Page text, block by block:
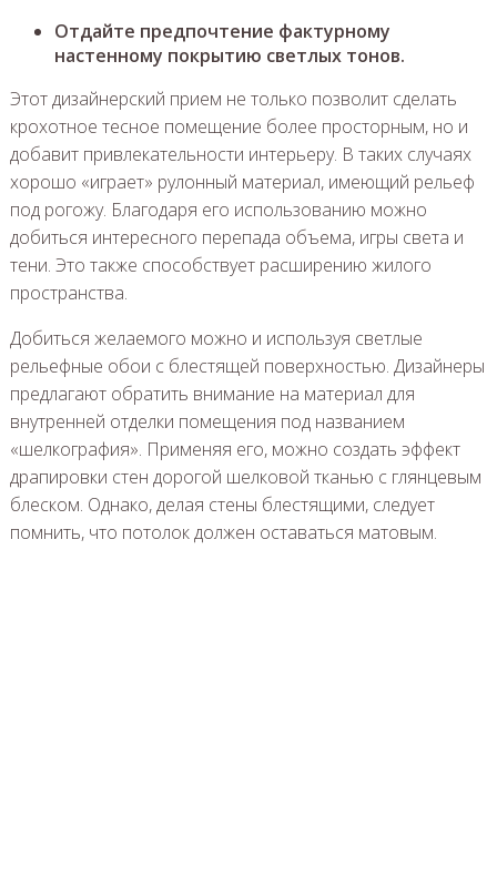
Отдайте предпочтение фактурному
настенному покрытию светлых тонов.
Этот дизайнерский прием не только позволит сделать
крохотное тесное помещение более просторным, но и
добавит привлекательности интерьеру. В таких случаях
хорошо «играет» рулонный материал, имеющий рельеф
под рогожу. Благодаря его использованию можно
добиться интересного перепада объема, игры света и
тени. Это также способствует расширению жилого
пространства.
Добиться желаемого можно и используя светлые
рельефные обои с блестящей поверхностью. Дизайнеры
предлагают обратить внимание на материал для
внутренней отделки помещения под названием
«шелкография». Применяя его, можно создать эффект
драпировки стен дорогой шелковой тканью с глянцевым
блеском. Однако, делая стены блестящими, следует
помнить, что потолок должен оставаться матовым.